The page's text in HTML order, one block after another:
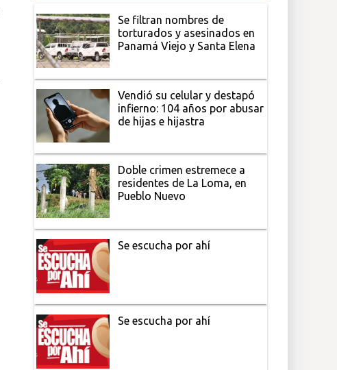
Se filtran nombres de
torturados y asesinados en
Panamá Viejo y Santa Elena
Vendió su celular y destapó
infierno: 104 años por abusar
de hijas e hijastra
Doble crimen estremece a
residentes de La Loma, en
Pueblo Nuevo
Se escucha por ahí
Se escucha por ahí